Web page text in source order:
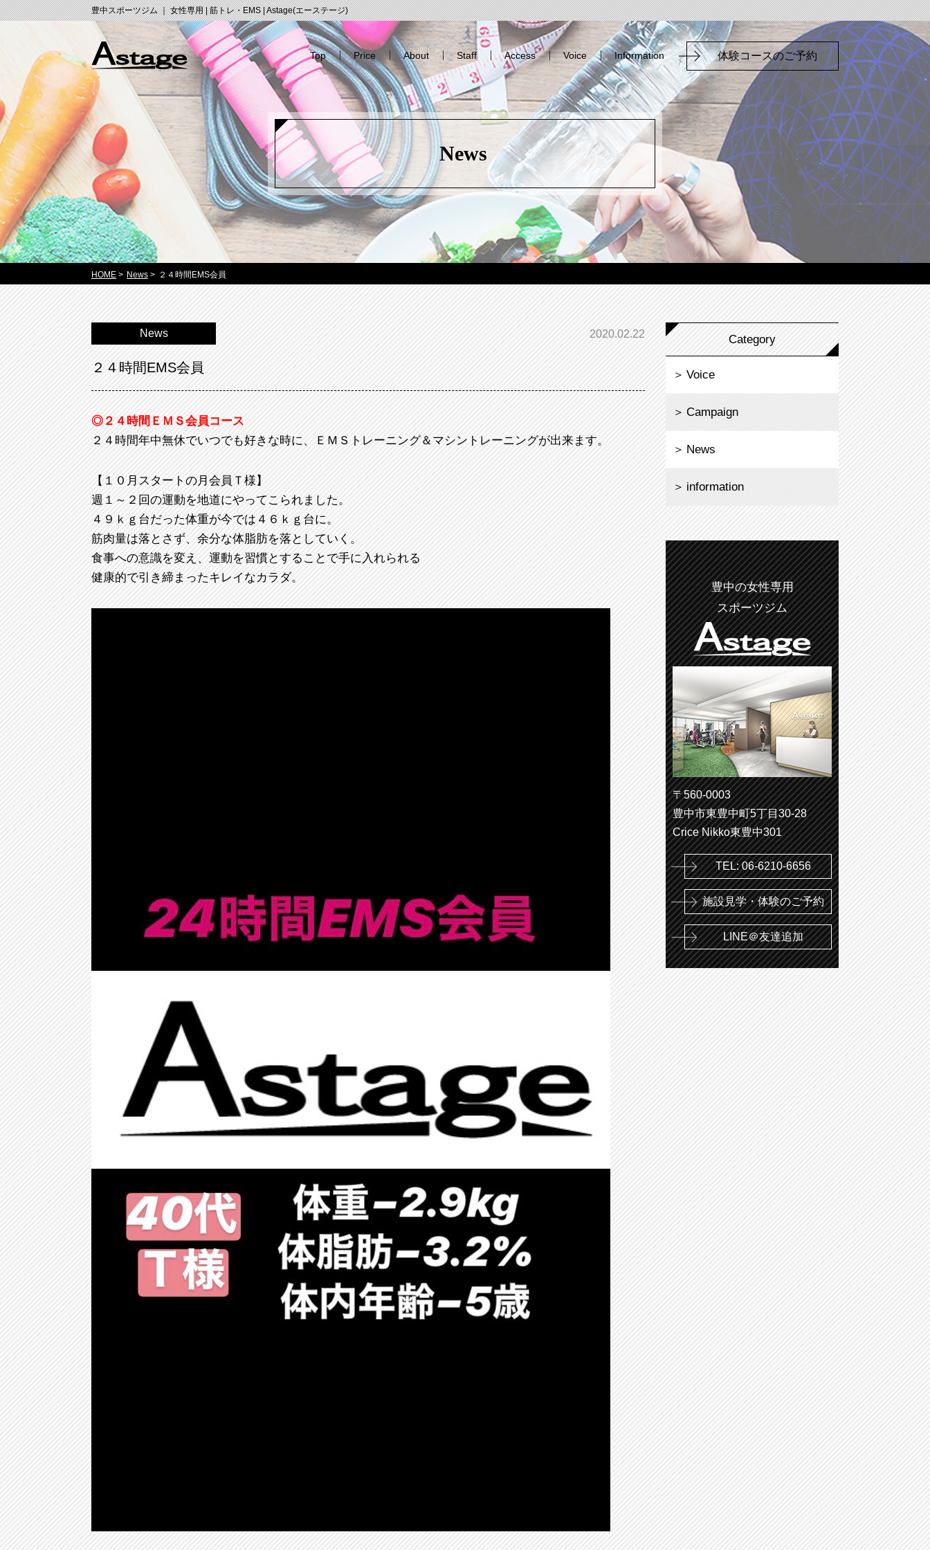
豊中スポーツジム ｜ 女性専用 | 筋トレ・EMS | Astage(エーステージ)
Top Price About Staff Access Voice Information 体験コースのご予約
News
HOME > News > ２４時間EMS会員
News 2020.02.22
２４時間EMS会員
◎２４時間ＥＭＳ会員コース
２４時間年中無休でいつでも好きな時に、ＥＭＳトレーニング＆マシントレーニングが出来ます。
【１０月スタートの月会員Ｔ様】
週１～２回の運動を地道にやってこられました。
４９ｋｇ台だった体重が今では４６ｋｇ台に。
筋肉量は落とさず、余分な体脂肪を落としていく。
食事への意識を変え、運動を習慣とすることで手に入れられる
健康的で引き締まったキレイなカラダ。
Category
Voice
Campaign
News
information
豊中の女性専用
スポーツジム
〒560-0003
豊中市東豊中町5丁目30-28
Crice Nikko東豊中301
TEL: 06-6210-6656
施設見学・体験のご予約
LINE＠友達追加